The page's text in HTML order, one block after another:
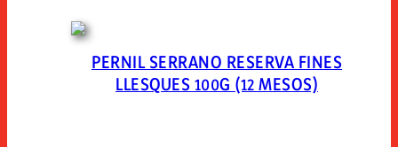
PERNIL SERRANO RESERVA FINES
LLESQUES 100G (12 MESOS)